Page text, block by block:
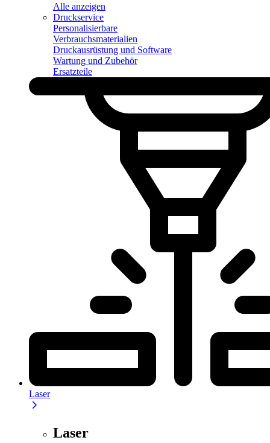
Alle anzeigen
Druckservice
Personalisierbare
Verbrauchsmaterialien
Druckausrüstung und Software
Wartung und Zubehör
Ersatzteile
Laser
Laser